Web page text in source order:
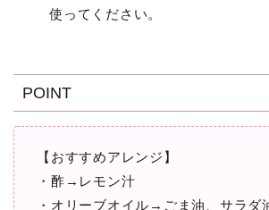
使ってください。
POINT
【おすすめアレンジ】
・酢→レモン汁
・オリーブオイル→ごま油、サラダ